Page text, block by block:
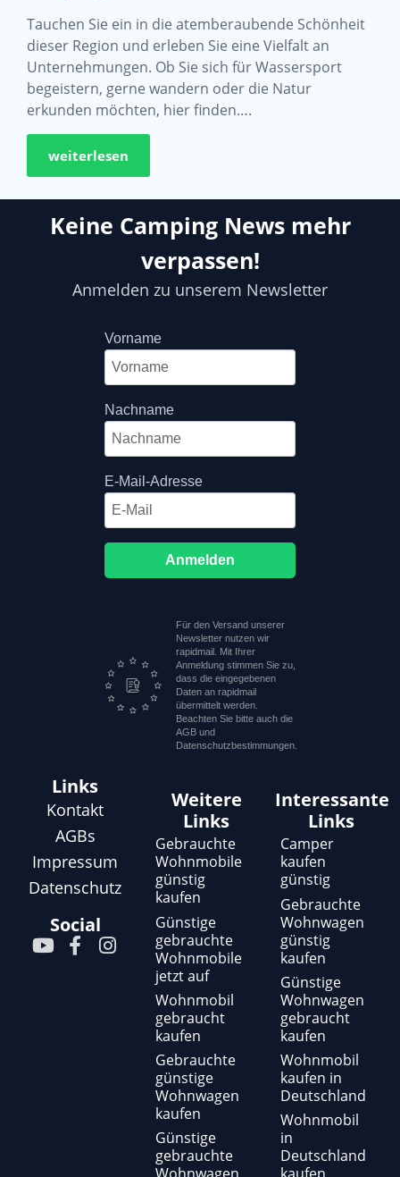
Tauchen Sie ein in die atemberaubende Schönheit
dieser Region und erleben Sie eine Vielfalt an
Unternehmungen. Ob Sie sich für Wassersport
begeistern, gerne wandern oder die Natur
erkunden möchten, hier finden….
weiterlesen
Keine Camping News mehr
verpassen!
Anmelden zu unserem Newsletter
Vorname
Nachname
E-Mail-Adresse
Anmelden
Für den Versand unserer
Newsletter nutzen wir
rapidmail. Mit Ihrer
Anmeldung stimmen Sie zu,
dass die eingegebenen
Daten an rapidmail
übermittelt werden.
Beachten Sie bitte auch die
AGB und
Datenschutzbestimmungen.
Links
Kontakt
AGBs
Impressum
Datenschutz
Social
Y F
a
I
Weitere
Links
Gebrauchte
Wohnmobile
günstig
kaufen
Günstige
gebrauchte
Wohnmobile
jetzt auf
Wohnmobil
gebraucht
kaufen
Gebrauchte
günstige
Wohnwagen
kaufen
Günstige
gebrauchte
Interessante
Links
Camper
kaufen
günstig
Gebrauchte
Wohnwagen
günstig
kaufen
Günstige
Wohnwagen
gebraucht
kaufen
Wohnmobil
kaufen in
Deutschland
Wohnmobil
in
Deutschland